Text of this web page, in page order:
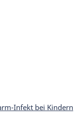
Infekt bei Kindern